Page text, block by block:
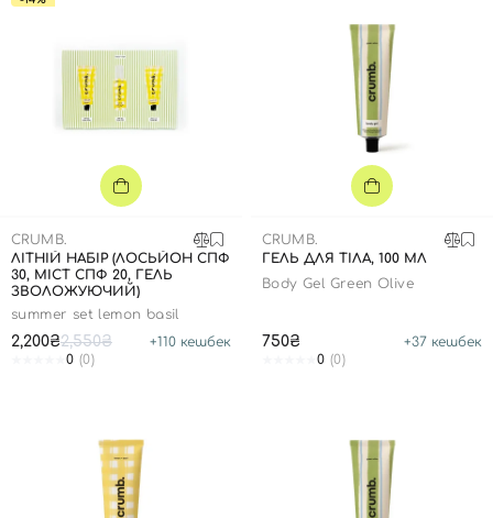
CRUMB.
ЛІТНІЙ НАБІР (ЛОСЬЙОН СПФ
30, МІСТ СПФ 20, ГЕЛЬ
ЗВОЛОЖУЮЧИЙ)
summer set lemon basil
2,200₴2,550₴ +110 кешбек
0 (0)
CRUMB.
ГЕЛЬ ДЛЯ ТІЛА, 100 МЛ
Body Gel Green Olive
750₴ +37 кешбек
0 (0)